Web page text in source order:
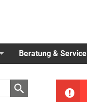
Beratung & Service